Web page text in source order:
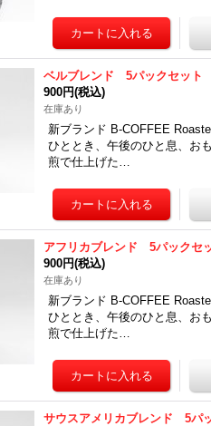
ベルブレンド 5パックセット
900円(税込)
在庫あり
新ブランド B-COFFEE
ひととき、午後のひと息、お
煎で仕上げた…
アフリカブレンド 5パックセ
900円(税込)
在庫あり
新ブランド B-COFFEE
ひととき、午後のひと息、お
煎で仕上げた…
サウスアメリカブレンド 5パ